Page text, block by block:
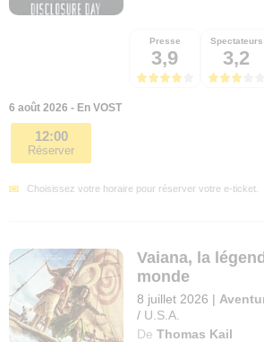
Presse
3,9
Spectateurs
3,2
6 août 2026 - En VOST
12:00
Réserver
Choisissez votre horaire pour réserver votre e-ticket.
Vaiana, la
monde
8 juillet 2026 |
/ U.S.A.
De Thomas Kail